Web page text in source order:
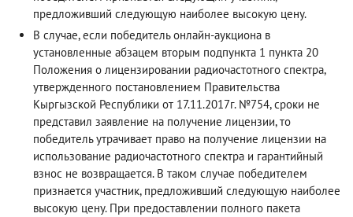
предложивший следующую наиболее высокую цену.
В случае, если победитель онлайн-аукциона в
установленные абзацем вторым подпункта 1 пункта 20
Положения о лицензировании радиочастотного спектра,
утвержденного постановлением Правительства
Кыргызской Республики от 17.11.2017г. №754, сроки не
представил заявление на получение лицензии, то
победитель утрачивает право на получение лицензии на
использование радиочастотного спектра и гарантийный
взнос не возвращается. В таком случае победителем
признается участник, предложивший следующую наиболее
высокую цену. При предоставлении полного пакета